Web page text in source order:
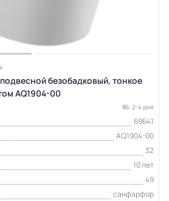
безобадковый, тонкое
AQ1904-00
2-4 дня
69641
AQ1904-00
32
10 лет
49
санфарфор